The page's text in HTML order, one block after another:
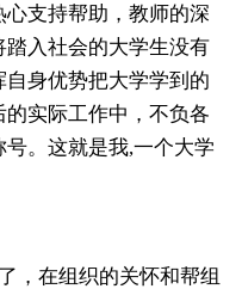
支持帮助，教师的深
入社会的大学生没有
身优势把大学学到的
实际工作中，不负各
。这就是我,一个大学
，在组织的关怀和帮组